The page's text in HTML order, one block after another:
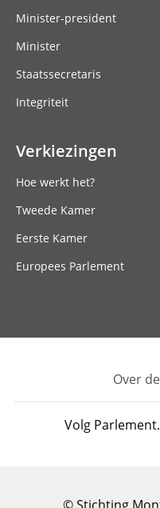
Minister-president
Minister
Staatssecretaris
Integriteit
Verkiezingen
Hoe werkt het?
Tweede Kamer
Eerste Kamer
Europees Parlement
Over
Volg